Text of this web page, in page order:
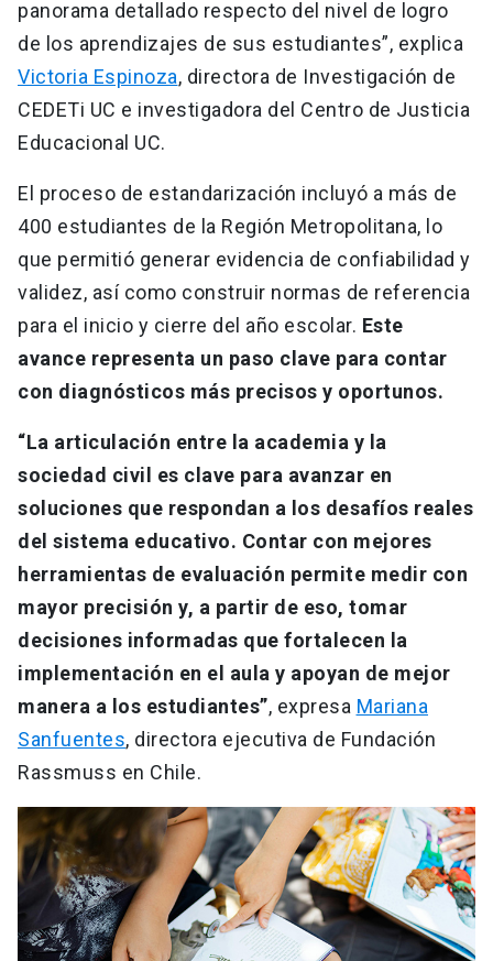
panorama detallado respecto del nivel de logro
de los aprendizajes de sus estudiantes”, explica
Victoria Espinoza, directora de Investigación de
CEDETi UC e investigadora del Centro de Justicia
Educacional UC.
El proceso de estandarización incluyó a más de
400 estudiantes de la Región Metropolitana, lo
que permitió generar evidencia de confiabilidad y
validez, así como construir normas de referencia
para el inicio y cierre del año escolar. Este
avance representa un paso clave para contar
con diagnósticos más precisos y oportunos.
“La articulación entre la academia y la
sociedad civil es clave para avanzar en
soluciones que respondan a los desafíos reales
del sistema educativo. Contar con mejores
herramientas de evaluación permite medir con
mayor precisión y, a partir de eso, tomar
decisiones informadas que fortalecen la
implementación en el aula y apoyan de mejor
manera a los estudiantes”, expresa Mariana
Sanfuentes, directora ejecutiva de Fundación
Rassmuss en Chile.